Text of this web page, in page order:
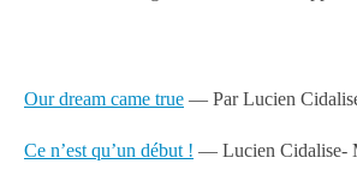
Our dream came true — Par Lucien
Ce n’est qu’un début ! — Lucien Cidalise-